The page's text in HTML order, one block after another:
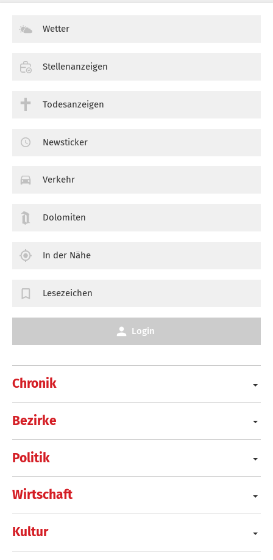
Chronik
Bezirke
Politik
Wirtschaft
Kultur
Wetter
Stellenanzeigen
Todesanzeigen
Newsticker
Verkehr
Dolomiten
In der Nähe
Lesezeichen
Login